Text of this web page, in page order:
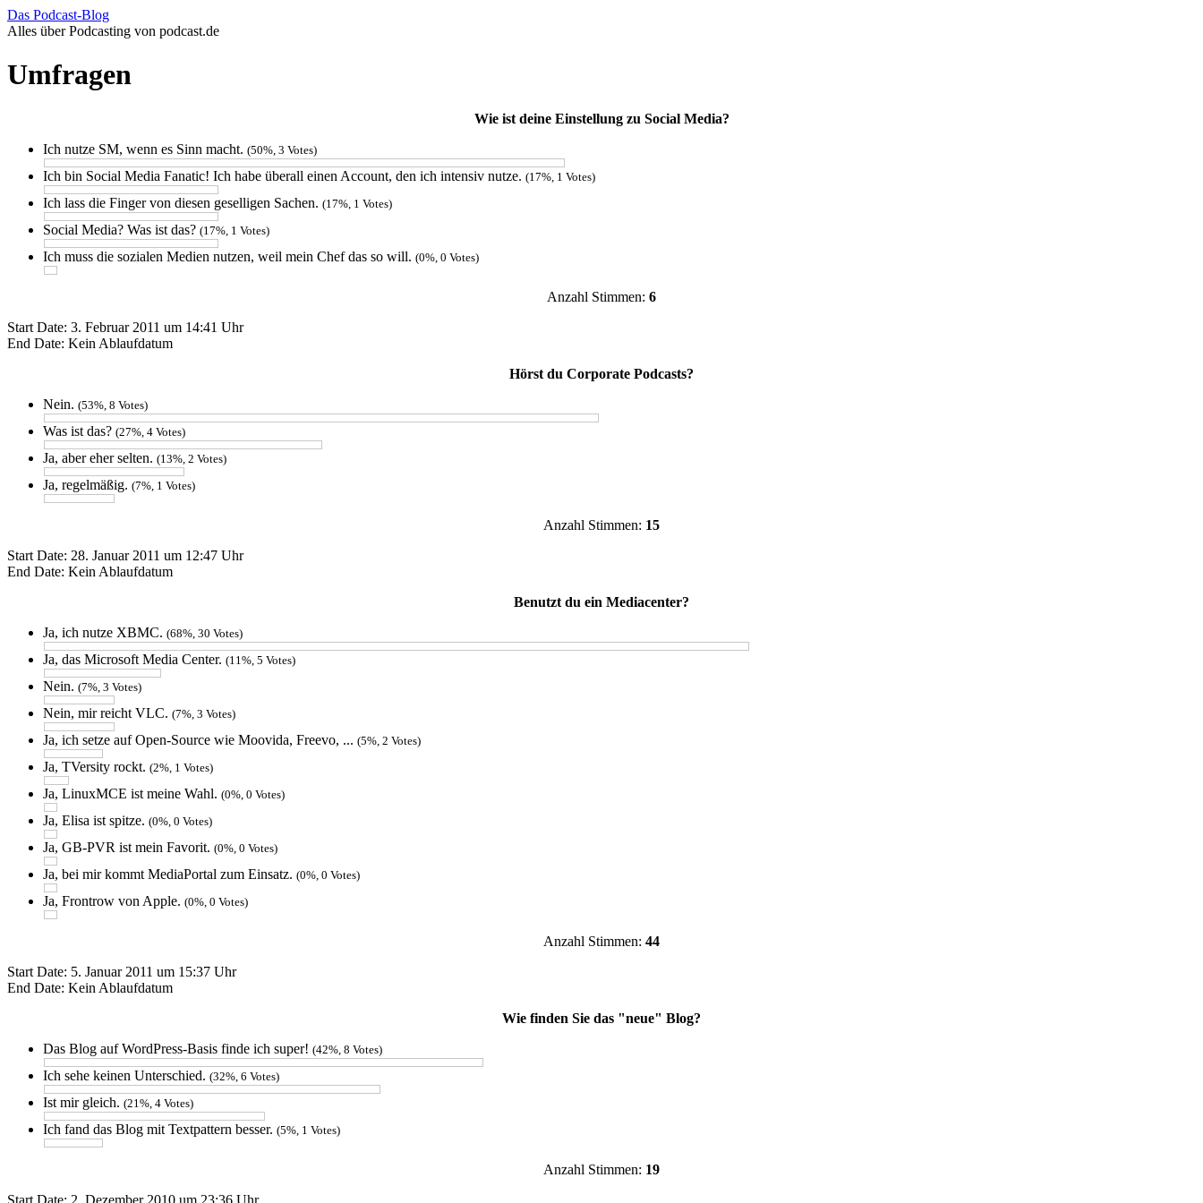
Das Podcast-Blog
Alles über Podcasting von podcast.de
Inhalt
springen
Umfragen
Wie ist deine Einstellung zu Social Media?
Ich nutze SM, wenn es Sinn macht. (50%, 3 Votes)
Ich bin Social Media Fanatic! Ich habe überall einen Account, den ich intensiv nutze. (17%, 1 Votes)
Ich lass die Finger von diesen geselligen Sachen. (17%, 1 Votes)
Social Media? Was ist das? (17%, 1 Votes)
Ich muss die sozialen Medien nutzen, weil mein Chef das so will. (0%, 0 Votes)
Anzahl Stimmen: 6
Start Date: 3. Februar 2011 um 14:41 Uhr
End Date: Kein Ablaufdatum
Hörst du Corporate Podcasts?
Nein. (53%, 8 Votes)
Was ist das? (27%, 4 Votes)
Ja, aber eher selten. (13%, 2 Votes)
Ja, regelmäßig. (7%, 1 Votes)
Anzahl Stimmen: 15
Start Date: 28. Januar 2011 um 12:47 Uhr
End Date: Kein Ablaufdatum
Benutzt du ein Mediacenter?
Ja, ich nutze XBMC. (68%, 30 Votes)
Ja, das Microsoft Media Center. (11%, 5 Votes)
Nein. (7%, 3 Votes)
Nein, mir reicht VLC. (7%, 3 Votes)
Ja, ich setze auf Open-Source wie Moovida, Freevo, ... (5%, 2 Votes)
Ja, TVersity rockt. (2%, 1 Votes)
Ja, LinuxMCE ist meine Wahl. (0%, 0 Votes)
Ja, Elisa ist spitze. (0%, 0 Votes)
Ja, GB-PVR ist mein Favorit. (0%, 0 Votes)
Ja, bei mir kommt MediaPortal zum Einsatz. (0%, 0 Votes)
Ja, Frontrow von Apple. (0%, 0 Votes)
Anzahl Stimmen: 44
Start Date: 5. Januar 2011 um 15:37 Uhr
End Date: Kein Ablaufdatum
Wie finden Sie das "neue" Blog?
Das Blog auf WordPress-Basis finde ich super! (42%, 8 Votes)
Ich sehe keinen Unterschied. (32%, 6 Votes)
Ist mir gleich. (21%, 4 Votes)
Ich fand das Blog mit Textpattern besser. (5%, 1 Votes)
Anzahl Stimmen: 19
Start Date: 2. Dezember 2010 um 23:36 Uhr